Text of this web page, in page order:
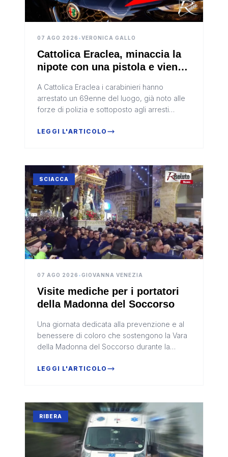
07 AGO 2026 •VERONICA GALLO
Cattolica Eraclea, minaccia la
nipote con una pistola e viene
A Cattolica Eraclea i carabinieri hanno
arrestato un 69enne del luogo, già noto alle
forze di polizia e sottoposto agli arresti
L’uomo è ritenuto responsabile...
LEGGI L'ARTICOLO
SCIACCA
07 AGO 2026 •GIOVANNA VENEZIA
Visite mediche per i portatori
della Madonna del Soccorso
Una giornata dedicata alla prevenzione e al
benessere di coloro che sostengono la Vara
della Madonna del Soccorso durante la
lo scopo di “Una fatica d’amo...
LEGGI L'ARTICOLO
RIBERA